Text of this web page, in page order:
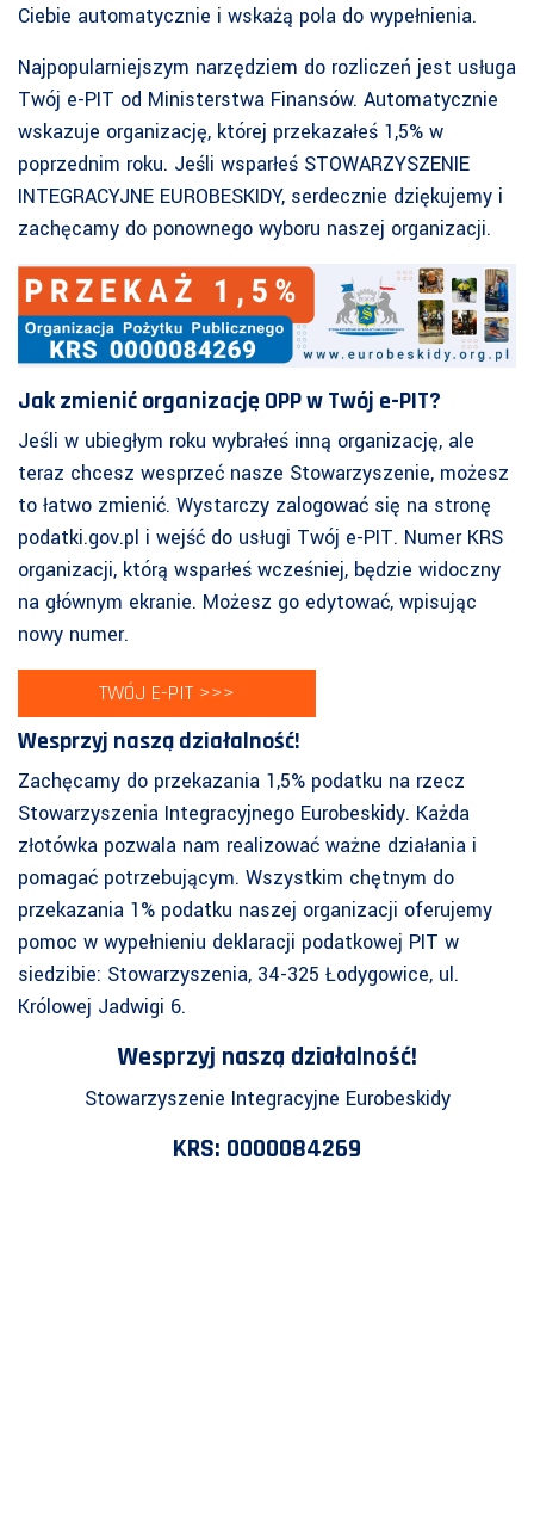
Ciebie automatycznie i wskażą pola do wypełnienia.
Najpopularniejszym narzędziem do rozliczeń jest usługa
Twój e-PIT od Ministerstwa Finansów. Automatycznie
wskazuje organizację, której przekazałeś 1,5% w
poprzednim roku. Jeśli wsparłeś STOWARZYSZENIE
INTEGRACYJNE EUROBESKIDY, serdecznie dziękujemy i
zachęcamy do ponownego wyboru naszej organizacji.
Jak zmienić organizację OPP w Twój e-PIT?
Jeśli w ubiegłym roku wybrałeś inną organizację, ale
teraz chcesz wesprzeć nasze Stowarzyszenie, możesz
to łatwo zmienić. Wystarczy zalogować się na stronę
podatki.gov.pl i wejść do usługi Twój e-PIT. Numer KRS
organizacji, którą wsparłeś wcześniej, będzie widoczny
na głównym ekranie. Możesz go edytować, wpisując
nowy numer.
TWÓJ E-PIT >>>
Wesprzyj naszą działalność!
Zachęcamy do przekazania 1,5% podatku na rzecz
Stowarzyszenia Integracyjnego Eurobeskidy. Każda
złotówka pozwala nam realizować ważne działania i
pomagać potrzebującym. Wszystkim chętnym do
przekazania 1% podatku naszej organizacji oferujemy
pomoc w wypełnieniu deklaracji podatkowej PIT w
siedzibie: Stowarzyszenia, 34-325 Łodygowice, ul.
Królowej Jadwigi 6.
Wesprzyj naszą działalność!
Stowarzyszenie Integracyjne Eurobeskidy
KRS: 0000084269